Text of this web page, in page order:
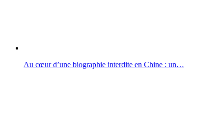
Au cœur d’une biographie interdite en Chine : un…